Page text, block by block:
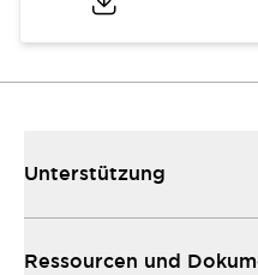
Unterstützung
Ressourcen und